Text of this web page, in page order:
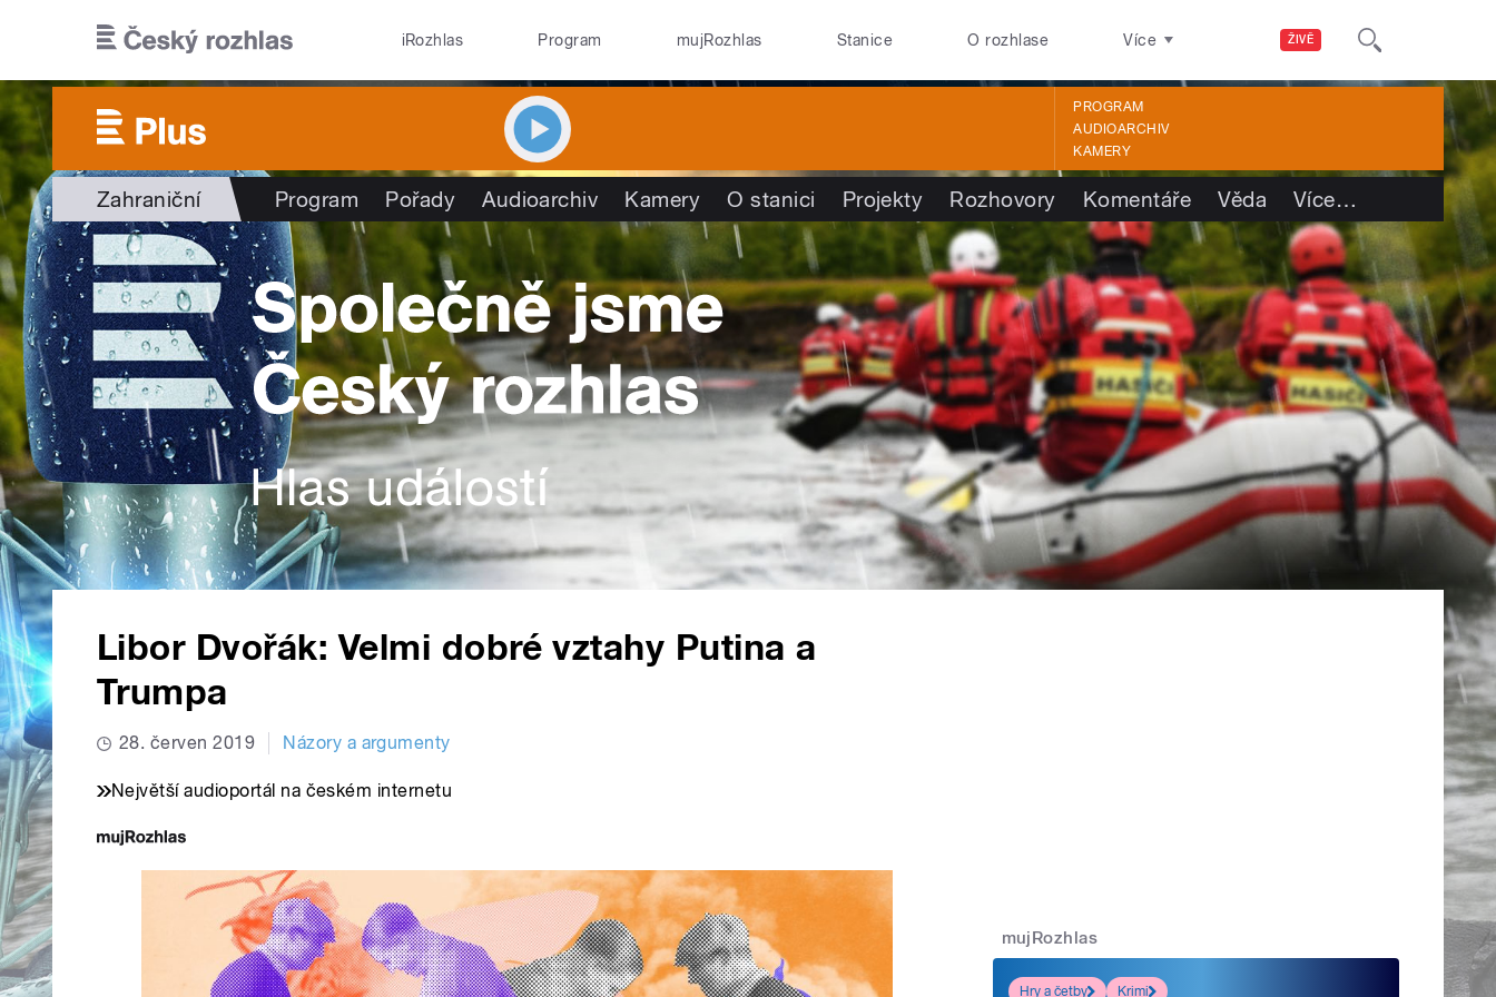
ŽIVĚ
iRozhlas Program mujRozhlas Stanice O rozhlase Více
PROGRAM
AUDIOARCHIV
KAMERY
Zahraniční Program Pořady Audioarchiv Kamery O stanici Projekty Rozhovory Komentáře Věda Více…
Libor Dvořák: Velmi dobré vztahy Putina a
Trumpa
28. červen 2019 Názory a argumenty
Největší audioportál na českém internetu
mujRozhlas
Hry a četby Krimi